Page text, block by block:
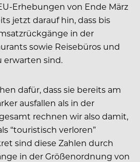
Erhebungen von Ende März
jetzt darauf hin, dass bis
in der
sowie Reisebüros und
erwarten sind.
dafür, dass sie bereits am
ausfallen als in der
rechnen wir also damit,
“touristisch verloren”
sind diese Zahlen durch
in der Größenordnung von